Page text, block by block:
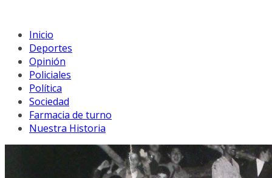
Inicio
Deportes
Opinión
Policiales
Política
Sociedad
Farmacia de turno
Nuestra Historia